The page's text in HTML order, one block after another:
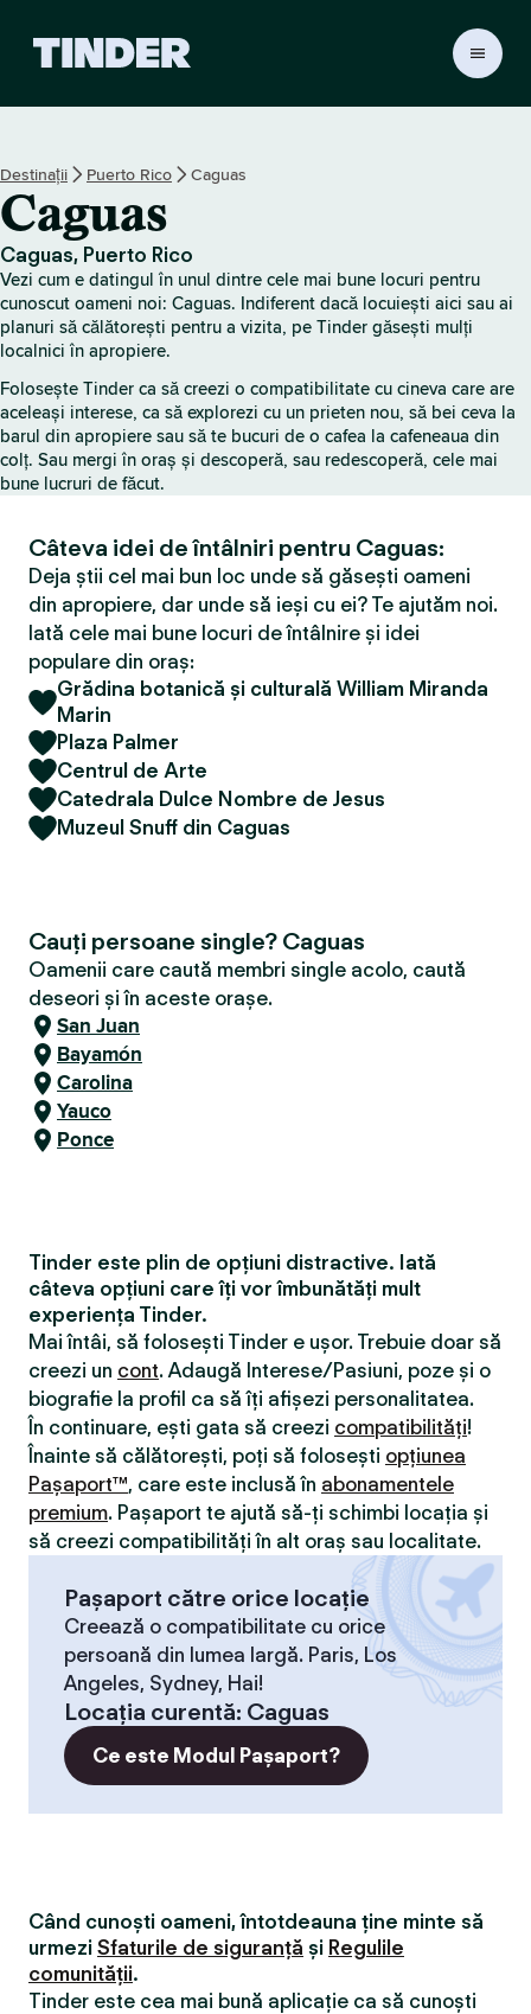
T
e
r
Destinații Puerto Rico Caguas
Caguas
Caguas, Puerto Rico
Vezi cum e datingul în unul dintre cele mai bune locuri pentru
cunoscut oameni noi: Caguas. Indiferent dacă locuiești aici sau ai
planuri să călătorești pentru a vizita, pe Tinder găsești mulți
localnici în apropiere.
Folosește Tinder ca să creezi o compatibilitate cu cineva care are
aceleași interese, ca să explorezi cu un prieten nou, să bei ceva la
barul din apropiere sau să te bucuri de o cafea la cafeneaua din
colț. Sau mergi în oraș și descoperă, sau redescoperă, cele mai
bune lucruri de făcut.
Câteva idei de întâlniri pentru Caguas:
Deja știi cel mai bun loc unde să găsești oameni
din apropiere, dar unde să ieși cu ei? Te ajutăm noi.
Iată cele mai bune locuri de întâlnire și idei
populare din oraș:
Grădina botanică și culturală William Miranda
Marin
Plaza Palmer
Centrul de Arte
Catedrala Dulce Nombre de Jesus
Muzeul Snuff din Caguas
Cauți persoane single? Caguas
Oamenii care caută membri single acolo, caută
deseori și în aceste orașe.
San Juan
Bayamón
Carolina
Yauco
Ponce
Tinder este plin de opțiuni distractive. Iată
câteva opțiuni care îți vor îmbunătăți mult
experiența Tinder.
Mai întâi, să folosești Tinder e ușor. Trebuie doar să
creezi un cont. Adaugă Interese/Pasiuni, poze și o
biografie la profil ca să îți afișezi personalitatea.
În continuare, ești gata să creezi compatibilităţi!
Înainte să călătorești, poți să folosești opțiunea
Pașaport™, care este inclusă în abonamentele
premium. Pașaport te ajută să-ți schimbi locația și
să creezi compatibilităţi în alt oraș sau localitate.
Pașaport către orice locație
Creează o compatibilitate cu orice
persoană din lumea largă. Paris, Los
Angeles, Sydney, Hai!
Locaţia curentă: Caguas
Ce este Modul Pașaport?
Când cunoști oameni, întotdeauna ține minte să
urmezi Sfaturile de siguranță și Regulile
comunității.
Tinder este cea mai bună aplicație ca să cunoști